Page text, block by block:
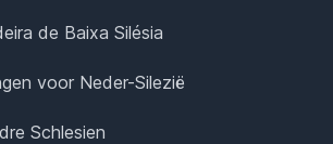
de Baixa Silésia
voor Neder-Silezië
Schlesien